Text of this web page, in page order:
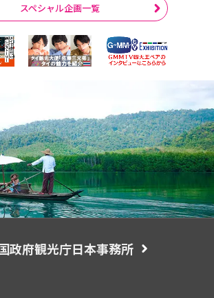
スペシャル企画一覧
政府観光庁日本事務所